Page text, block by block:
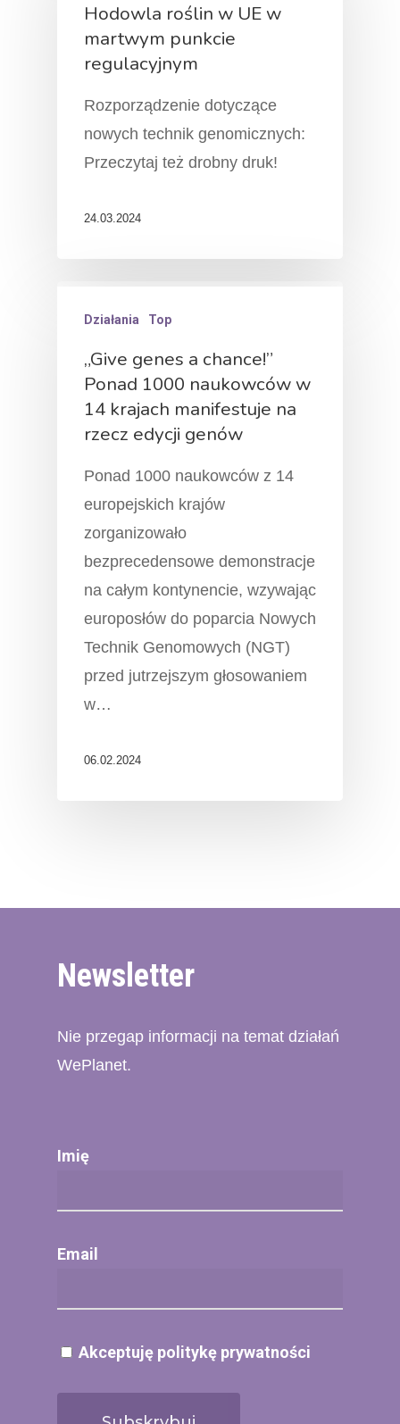
Hodowla roślin w UE w
martwym punkcie
regulacyjnym
Rozporządzenie dotyczące
nowych technik genomicznych:
Przeczytaj też drobny druk!
24.03.2024
Działania Top
„Give genes a chance!”
Ponad 1000 naukowców w
14 krajach manifestuje na
rzecz edycji genów
Ponad 1000 naukowców z 14
europejskich krajów
zorganizowało
bezprecedensowe demonstracje
na całym kontynencie, wzywając
europosłów do poparcia Nowych
Technik Genomowych (NGT)
przed jutrzejszym głosowaniem
w…
06.02.2024
Newsletter
Nie przegap informacji na temat działań
WePlanet.
Imię
Email
Akceptuję politykę prywatności